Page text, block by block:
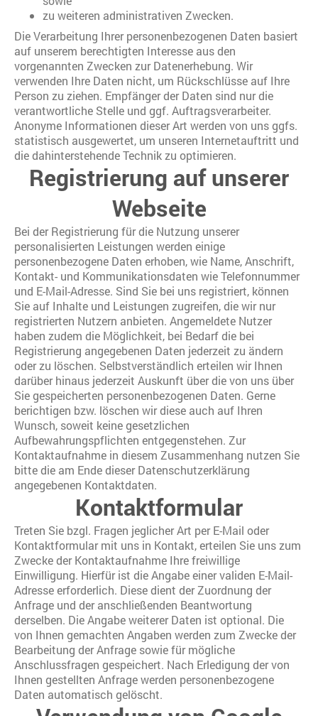
zu weiteren administrativen Zwecken.
Die Verarbeitung Ihrer personenbezogenen Daten basiert
auf unserem berechtigten Interesse aus den
vorgenannten Zwecken zur Datenerhebung. Wir
verwenden Ihre Daten nicht, um Rückschlüsse auf Ihre
Person zu ziehen. Empfänger der Daten sind nur die
verantwortliche Stelle und ggf. Auftragsverarbeiter.
Anonyme Informationen dieser Art werden von uns ggfs.
statistisch ausgewertet, um unseren Internetauftritt und
die dahinterstehende Technik zu optimieren.
Registrierung auf unserer
Webseite
Bei der Registrierung für die Nutzung unserer
personalisierten Leistungen werden einige
personenbezogene Daten erhoben, wie Name, Anschrift,
Kontakt- und Kommunikationsdaten wie Telefonnummer
und E-Mail-Adresse. Sind Sie bei uns registriert, können
Sie auf Inhalte und Leistungen zugreifen, die wir nur
registrierten Nutzern anbieten. Angemeldete Nutzer
haben zudem die Möglichkeit, bei Bedarf die bei
Registrierung angegebenen Daten jederzeit zu ändern
oder zu löschen. Selbstverständlich erteilen wir Ihnen
darüber hinaus jederzeit Auskunft über die von uns über
Sie gespeicherten personenbezogenen Daten. Gerne
berichtigen bzw. löschen wir diese auch auf Ihren
Wunsch, soweit keine gesetzlichen
Aufbewahrungspflichten entgegenstehen. Zur
Kontaktaufnahme in diesem Zusammenhang nutzen Sie
bitte die am Ende dieser Datenschutzerklärung
angegebenen Kontaktdaten.
Kontaktformular
Treten Sie bzgl. Fragen jeglicher Art per E-Mail oder
Kontaktformular mit uns in Kontakt, erteilen Sie uns zum
Zwecke der Kontaktaufnahme Ihre freiwillige
Einwilligung. Hierfür ist die Angabe einer validen E-Mail-
Adresse erforderlich. Diese dient der Zuordnung der
Anfrage und der anschließenden Beantwortung
derselben. Die Angabe weiterer Daten ist optional. Die
von Ihnen gemachten Angaben werden zum Zwecke der
Bearbeitung der Anfrage sowie für mögliche
Anschlussfragen gespeichert. Nach Erledigung der von
Ihnen gestellten Anfrage werden personenbezogene
Daten automatisch gelöscht.